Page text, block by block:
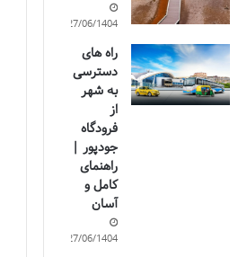
27/06/1404
راه های
دسترسی
به شهر
از
فرودگاه
جودپور |
راهنمای
کامل و
آسان
27/06/1404